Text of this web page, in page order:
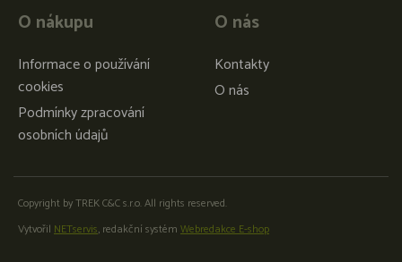
O nákupu
Informace o používání
cookies
Podmínky zpracování
osobních údajů
O nás
Kontakty
O nás
Copyright by TREK C&C s.r.o. All rights reserved.
Vytvořil NETservis, redakční systém Webredakce E-shop